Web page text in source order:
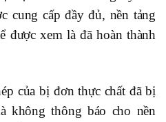
cung cấp đầy đủ, nền tảng
được xem là đã hoàn thành
của bị đơn thực chất đã bị
không thông báo cho nền